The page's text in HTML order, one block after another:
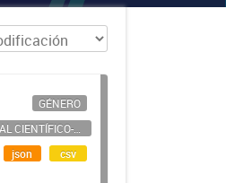
GÉNERO
PERSONAL CIENTÍFICO-TECNOLÓGICO
json
csv